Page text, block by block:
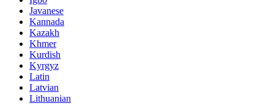
Javanese
Kannada
Kazakh
Khmer
Kurdish
Kyrgyz
Latin
Latvian
Lithuanian